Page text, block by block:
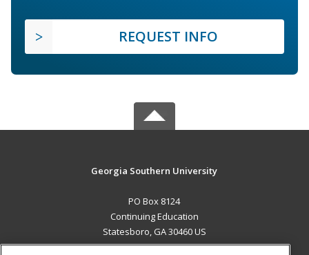
REQUEST INFO
Georgia Southern University
PO Box 8124
Continuing Education
Statesboro, GA 30460 US